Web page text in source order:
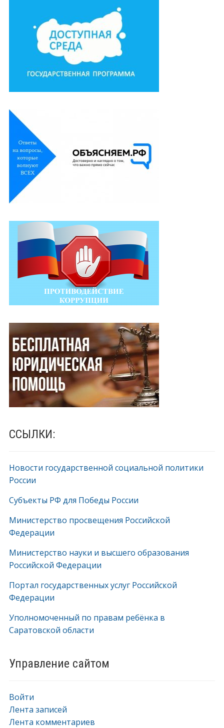
ССЫЛКИ:
Новости государственной социальной политики
России
Субъекты РФ для Победы России
Министерство просвещения Российской
Федерации
Министерство науки и высшего образования
Российской Федерации
Портал государственных услуг Российской
Федерации
Уполномоченный по правам ребёнка в
Саратовской области
Управление сайтом
Войти
Лента записей
Лента комментариев